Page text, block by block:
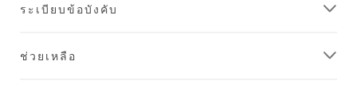
ระเบียบข้อบังคับ
ช่วยเหลือ